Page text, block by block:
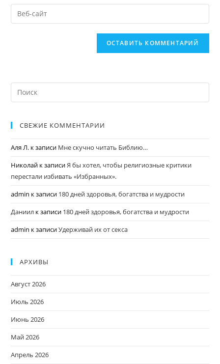
СВЕЖИЕ КОММЕНТАРИИ
Аля Л. к записи Мне скучно читать Библию…
Николай к записиЯ бы хотел, чтобы религиозные критики
перестали избивать «Избранных».
admin к записи 180 дней здоровья, богатства и мудрости
Даниил к записи 180 дней здоровья, богатства и мудрости
admin к записиУдерживай их от секса
АРХИВЫ
Август 2026
Июль 2026
Июнь 2026
Май 2026
Апрель 2026